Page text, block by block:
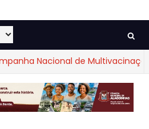
Nacional de Multivacinação